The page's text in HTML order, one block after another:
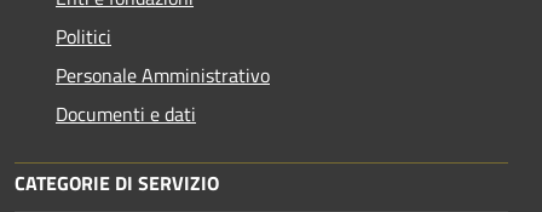
Politici
Personale Amministrativo
Documenti e dati
CATEGORIE DI SERVIZIO